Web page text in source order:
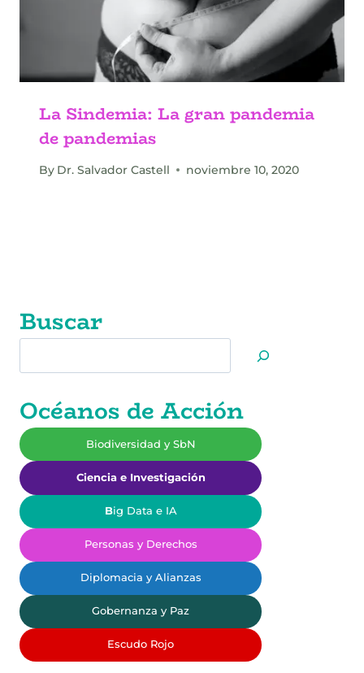
La Sindemia: La gran pandemia
de pandemias
By Dr. Salvador Castell noviembre 10, 2020
Buscar
Océanos de Acción
Biodiversidad y SbN
Ciencia e Investigación
Big Data e IA
Personas y Derechos
Diplomacia y Alianzas
Gobernanza y Paz
Escudo Rojo